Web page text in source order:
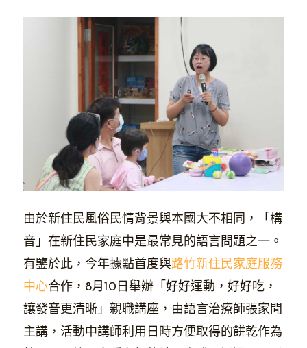
由於新住民風俗民情背景與本國大不相同，「構
音」在新住民家庭中是最常見的語言問題之一。
有鑒於此，今年據點首度與路竹新住民家庭服務
中心合作，8月10日舉辦「好好運動，好好吃，
讓發音更清晰」親職講座，由語言治療師張家聞
主講，活動中講師利用日時方便取得的餅乾作為